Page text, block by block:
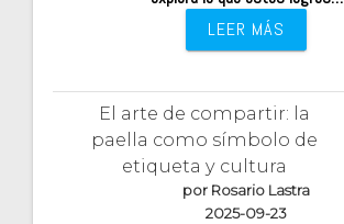
LEER MÁS
El arte de compartir: la
paella como símbolo de
etiqueta y cultura
por Rosario Lastra
2025-09-23